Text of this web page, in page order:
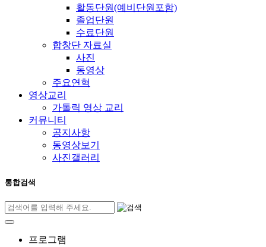
활동단원(예비단원포함)
졸업단원
수료단원
합창단 자료실
사진
동영상
주요연혁
영상교리
가톨릭 영상 교리
커뮤니티
공지사항
동영상보기
사진갤러리
통합검색
프로그램